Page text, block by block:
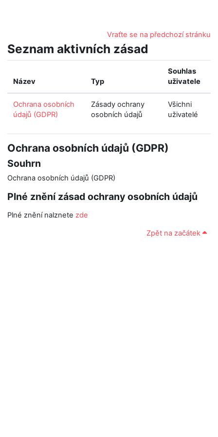
Vraťte se na předchozí stránku
Seznam aktivních zásad
Název Typ
Souhlas
uživatele
Ochrana osobních
údajů (GDPR)
Zásady ochrany
osobních údajů
Všichni
uživatelé
Ochrana osobních údajů (GDPR)
Souhrn
Ochrana osobních údajů (GDPR)
Plné znění zásad ochrany osobních údajů
Plné znění nalznete zde
Zpět na začátek